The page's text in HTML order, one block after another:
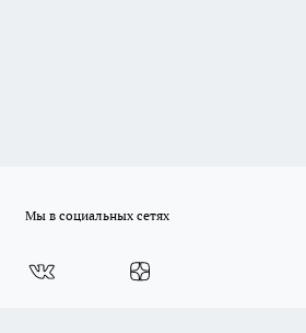
Мы в социальных сетях